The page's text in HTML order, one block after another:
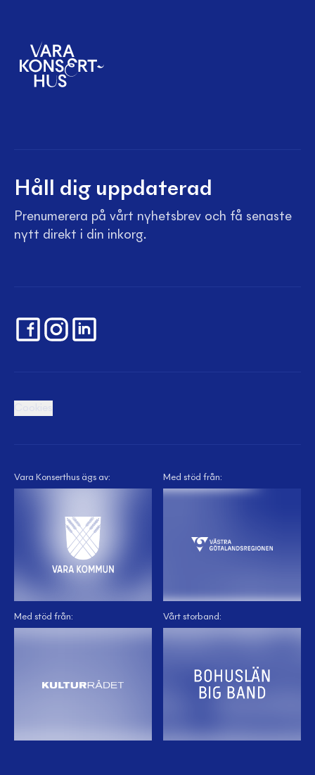
Håll dig uppdaterad
Prenumerera på vårt nyhetsbrev och få senaste
nytt direkt i din inkorg.
Vara Konserthus ägs av: Med stöd från:
Med stöd från: Vårt storband: